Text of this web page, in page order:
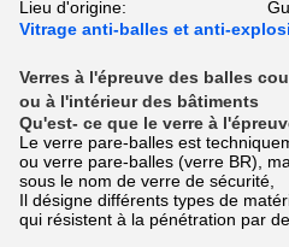
Lieu d'origine:
Vitrage anti-balles et anti-
Verres à l'épreuve des balles
ou à l'intérieur des bâtiments
Qu'est- ce que le verre à
Le verre pare-balles est
ou verre pare-balles (verre BR),
sous le nom de verre de sécurité,
Il désigne différents types de
qui résistent à la pénétration par